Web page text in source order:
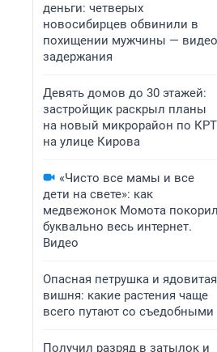
деньги: четверых
новосибирцев обвинили в
похищении мужчины — видео
задержания
Девять домов до 30 этажей:
застройщик раскрыл планы
на новый микрорайон по КРТ
на улице Кирова
«Чисто все мамы и все
дети на свете»: как
медвежонок Момота покорил
буквально весь интернет.
Видео
Опасная петрушка и ядовитая
вишня: какие растения чаще
всего путают со съедобными
Получил разряд в затылок и